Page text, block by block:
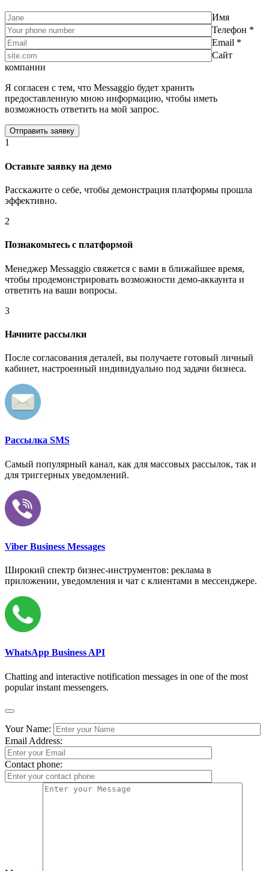
Имя
Телефон *
Email *
Сайт
компании
Я согласен с тем, что Messaggio будет хранить
предоставленную мною информацию, чтобы иметь
возможность ответить на мой запрос.
1
Оставьте заявку на демо
Расскажите о себе, чтобы демонстрация платформы прошла
эффективно.
2
Познакомьтесь с платформой
Менеджер Messaggio свяжется с вами в ближайшее время,
чтобы продемонстрировать возможности демо-аккаунта и
ответить на ваши вопросы.
3
Начните рассылки
После согласования деталей, вы получаете готовый личный
кабинет, настроенный индивидуально под задачи бизнеса.
Рассылка SMS
Самый популярный канал, как для массовых рассылок, так и
для триггерных уведомлений.
Viber Business Messages
Широкий спектр бизнес-инструментов: реклама в
приложении, уведомления и чат с клиентами в мессенджере.
WhatsApp Business API
Chatting and interactive notification messages in one of the most
popular instant messengers.
Your Name:
Email Address:
Contact phone: